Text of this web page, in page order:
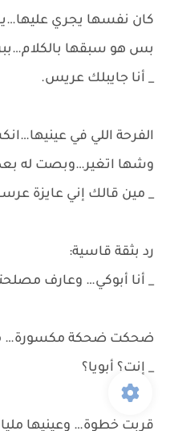
كان نفسها يجري
بس هو سبقها
_ أنا جايبلك عريس.
الفرحة اللي في
وشها اتغير…وبصت له
_ مين قالك إني عايزة
رد بثقة قاسية:
_ أنا أبوكي… وعارف
ضحكت ضحكة مكسورة…
_ إنت؟ أبويا؟
قربت خطوة… وعينيها